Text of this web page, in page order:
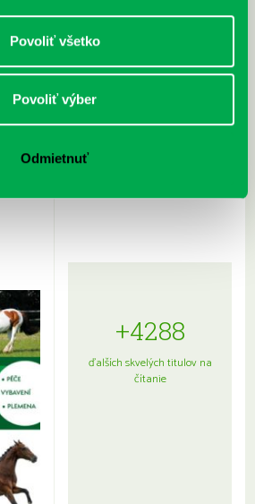
Povoliť všetko
Povoliť výber
OdmietnuťHardy, Paula: Japonsko na tanieri:
+4288
ďalších skvelých titulov na
čítanie